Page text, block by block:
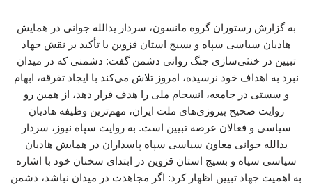
به گزارش رستوران گروه مانسون، سردار یدالله جوانی در همایش
هادیان سیاسی سپاه و بسیج استان قزوین با تأکید بر نقش جهاد
تبیین در خنثی‌سازی جنگ روانی دشمن گفت: دشمنی که در میدان
نبرد به اهداف خود نرسیده، امروز تلاش می‌کند با ایجاد تفرقه، ابهام
و سستی در جامعه، انسجام ملی را هدف قرار دهد، از همین رو
روایت صحیح پیروزی‌های ملت ایران، مهم‌ترین وظیفه هادیان
سیاسی و فعالان عرصه تبیین است. به روایت سپاه نیوز، سردار
یدالله جوانی معاون سیاسی سپاه پاسداران در همایش هادیان
سیاسی سپاه و بسیج استان قزوین در ابتدای سخنان خود با اشاره
به اهمیت جهاد تبیین اظهار کرد: اگر مجاهدت در میدان نباشد، دشمن